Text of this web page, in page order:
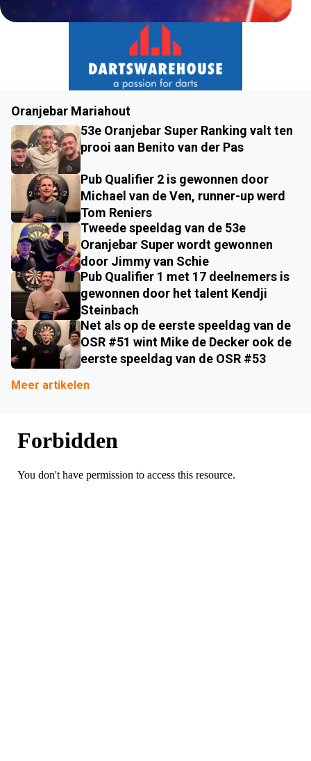
Oranjebar Mariahout
53e Oranjebar Super Ranking valt ten
prooi aan Benito van der Pas
Pub Qualifier 2 is gewonnen door
Michael van de Ven, runner-up werd
Tom Reniers
Tweede speeldag van de 53e
Oranjebar Super wordt gewonnen
door Jimmy van Schie
Pub Qualifier 1 met 17 deelnemers is
gewonnen door het talent Kendji
Steinbach
Net als op de eerste speeldag van de
OSR #51 wint Mike de Decker ook de
eerste speeldag van de OSR #53
Meer artikelen